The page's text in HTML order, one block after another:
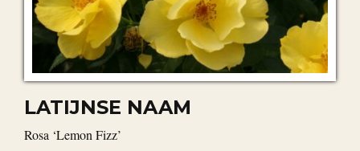
LATIJNSE NAAM
Rosa ‘Lemon Fizz’